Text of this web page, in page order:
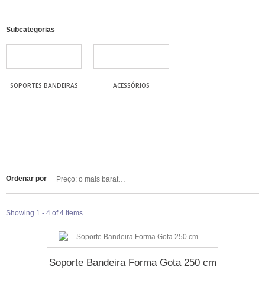
Subcategorias
SOPORTES BANDEIRAS ACESSÓRIOS
Ordenar por Preço: o mais barato primeiro
Showing 1 - 4 of 4 items
Soporte Bandeira Forma Gota 250 cm